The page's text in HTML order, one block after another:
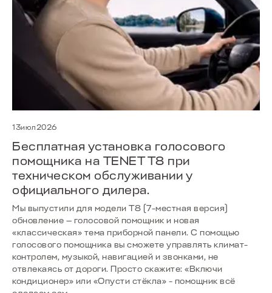
13июл2026
Бесплатная установка голосового
помощника на TENET T8 при
техническом обслуживании у
официального дилера.
Мы выпустили для модели Т8 (7-местная версия)
обновление — голосовой помощник и новая
«классическая» тема приборной панели. С помощью
голосового помощника вы сможете управлять климат-
контролем, музыкой, навигацией и звонками, не
отвлекаясь от дороги. Просто скажите: «Включи
кондиционер» или «Опусти стёкла» - помощник всё
Скоро в продаже